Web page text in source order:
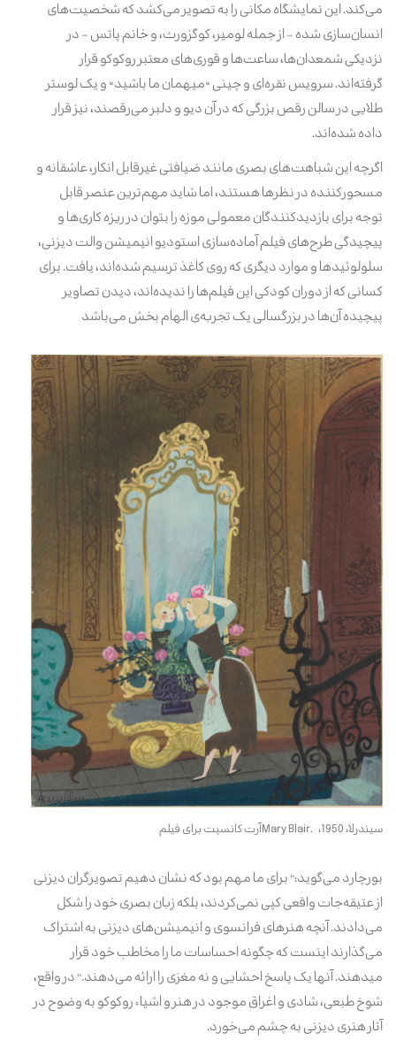
می‌کند. این نمایشگاه مکانی را به تصویر می‌کشد که شخصیت‌های
انسان‌سازی شده - از جمله لومیر، کوگزورث، و خانم پاتس - در
نزدیکی شمعدان‌ها، ساعت‌ها و قوری‌های معتبر روکوکو قرار
گرفته‌اند. سرویس نقره‌ای و چینی «میهمان ما باشید» و یک لوستر
طلایی در سالن رقص بزرگی که در آن دیو و دلبر می‌رقصند، نیز قرار
داده شده‌اند.
اگرچه این شباهت‌های بصری مانند ضیافتی غیرقابل انکار، عاشقانه و
مسحورکننده در نظرها هستند، اما شاید مهم‌ترین عنصر قابل
توجه برای بازدیدکنندگان معمولی موزه را بتوان در ریزه کاری‌ها و
پیچیدگی طرح‌های فیلم آماده‌سازی استودیو انیمیشن والت دیزنی،
سلولوئیدها و موارد دیگری که روی کاغذ ترسیم شده‌اند، یافت. برای
کسانی که از دوران کودکی این فیلم‌ها را ندیده‌اند، دیدن تصاویر
پیچیده آن‌ها در بزرگسالی یک تجربه‌ی الهام بخش میباشد
سیندرلا، 1950، Mary Blair.آرت کانسپت برای فیلم
بورچارد می‌گوید:" برای ما مهم بود که نشان دهیم تصویرگران دیزنی
از عتیقه‌جات واقعی کپی نمی‌کردند، بلکه زبان بصری خود را شکل
می‌دادند. آنچه هنرهای فرانسوی و انیمیشن‌های دیزنی به اشتراک
می‌گذارند اینست که چگونه احساسات ما را مخاطب خود قرار
میدهند. آنها یک پاسخ احشایی و نه مغزی را ارائه میدهند." در واقع،
شوخ طبعی، شادی و اغراق موجود در هنر و اشیاء روکوکو به وضوح در
آثار هنری دیزنی به چشم می‌خورد.